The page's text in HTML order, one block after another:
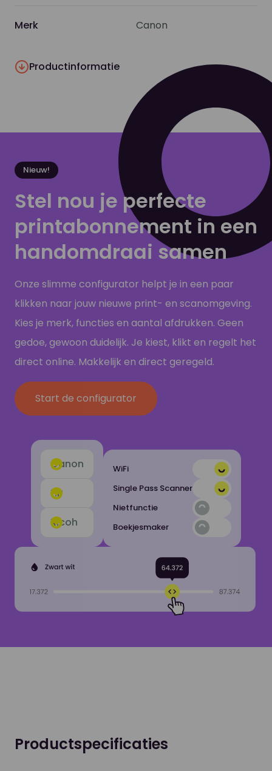
Merk Canon
Productinformatie
Nieuw!
Stel nou je perfecte
printabonnement in een
handomdraai samen
Onze slimme configurator helpt je in een paar
klikken naar jouw nieuwe print- en scanomgeving.
Kies je merk, functies en aantal afdrukken. Geen
gedoe, gewoon duidelijk. Je kiest, klikt en regelt het
direct online. Makkelijk en direct geregeld.
Start de configurator
Canon
HP
Ricoh
WiFi
Single Pass Scanner
Nietfunctie
Boekjesmaker
Productspecificaties